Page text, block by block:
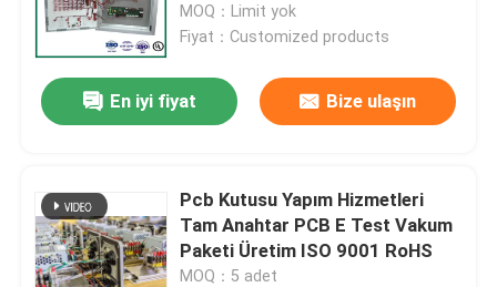
MOQ：Limit yok
Fiyat：Customized products
En iyi fiyat Bize ulaşın
Pcb Kutusu Yapım Hizmetleri
Tam Anahtar PCB E Test Vakum
Paketi Üretim ISO 9001 RoHS
MOQ：5 adet